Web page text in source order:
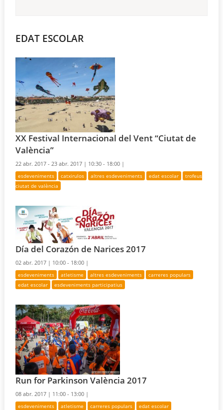
EDAT ESCOLAR
XX Festival Internacional del Vent “Ciutat de
València”
22 abr. 2017 - 23 abr. 2017 | 10:30 - 18:00 |
esdeveniments catxirulos altres esdeveniments edat escolar
trofeus
ciutat de valència
Día del Corazón de Narices 2017
02 abr. 2017 | 10:00 - 18:00 |
esdeveniments atletisme altres esdeveniments
carreres populars
edat escolar
esdeveniments participatius
Run for Parkinson València 2017
08 abr. 2017 | 11:00 - 13:00 |
esdeveniments atletisme carreres populars
edat escolar